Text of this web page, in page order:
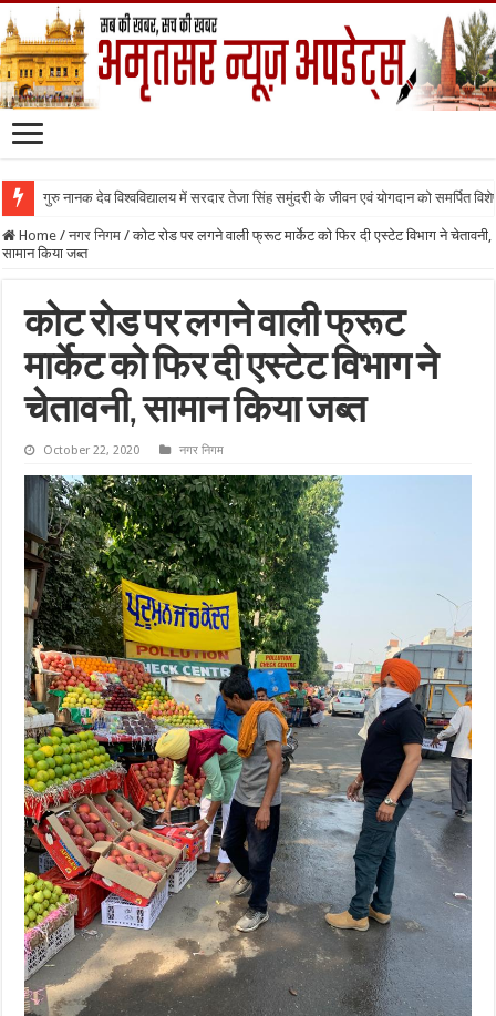
गुरु नानक देव विश्वविद्यालय में सरदार तेजा सिंह समुंदरी के जीवन एवं योगदान को समर्पित
Home / नगर निगम / कोट रोड पर लगने वाली फ्रूट मार्केट को फिर दी एस्टेट विभाग ने चेतावनी,
सामान किया जब्त
कोट रोड पर लगने वाली फ्रूट
मार्केट को फिर दी एस्टेट विभाग ने
चेतावनी, सामान किया जब्त
October 22, 2020 नगर निगम